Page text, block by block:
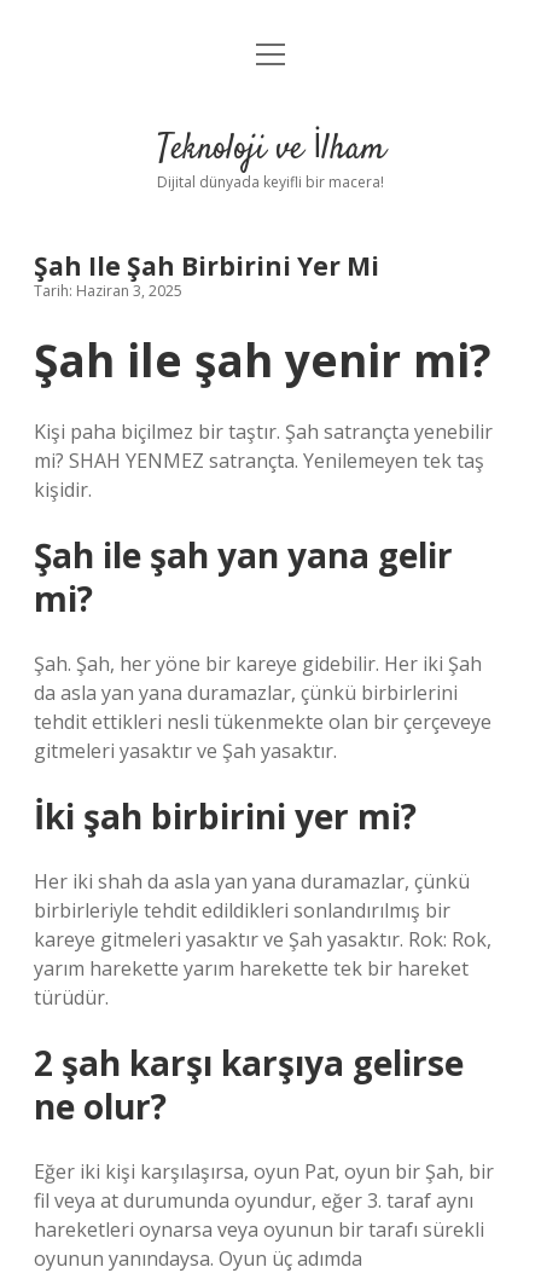
Anasayfa
Yasal Uyarı
menüyü
Teknoloji ve İlham
Dijital dünyada keyifli bir macera!
Şah Ile Şah Birbirini Yer Mi
Tarih: Haziran 3, 2025
Şah ile şah yenir mi?
Kişi paha biçilmez bir taştır. Şah satrançta yenebilir
mi? SHAH YENMEZ satrançta. Yenilemeyen tek taş
kişidir.
Şah ile şah yan yana gelir
mi?
Şah. Şah, her yöne bir kareye gidebilir. Her iki Şah
da asla yan yana duramazlar, çünkü birbirlerini
tehdit ettikleri nesli tükenmekte olan bir çerçeveye
gitmeleri yasaktır ve Şah yasaktır.
İki şah birbirini yer mi?
Her iki shah da asla yan yana duramazlar, çünkü
birbirleriyle tehdit edildikleri sonlandırılmış bir
kareye gitmeleri yasaktır ve Şah yasaktır. Rok: Rok,
yarım harekette yarım harekette tek bir hareket
türüdür.
2 şah karşı karşıya gelirse
ne olur?
Eğer iki kişi karşılaşırsa, oyun Pat, oyun bir Şah, bir
fil veya at durumunda oyundur, eğer 3. taraf aynı
hareketleri oynarsa veya oyunun bir tarafı sürekli
oyunun yanındaysa. Oyun üç adımda